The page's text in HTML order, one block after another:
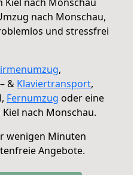
nach Monschau,
und stressfrei
,
– & Klaviertransport,
Fernumzug oder eine
Kiel nach Monschau.
wenigen Minuten
Angebote.